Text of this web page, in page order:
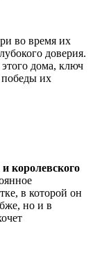
во время их
доверия.
дома, ключ
победы их
королевского
в которой он
но и в